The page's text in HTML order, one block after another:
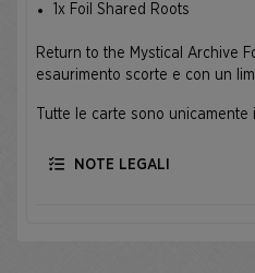
1x Foil Shared Roots
Return to the Mystical Archive
esaurimento scorte e con un
Tutte le carte sono unicamente
NOTE LEGALI